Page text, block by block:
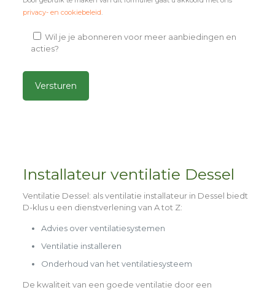
privacy- en cookiebeleid
Wil je je abonneren voor meer aanbiedingen en
acties?
Installateur ventilatie Dessel
Ventilatie Dessel: als ventilatie installateur in Dessel biedt
D-klus u een dienstverlening van A tot Z:
Advies over ventilatiesystemen
Ventilatie installeren
Onderhoud van het ventilatiesysteem
De kwaliteit van een goede ventilatie door een